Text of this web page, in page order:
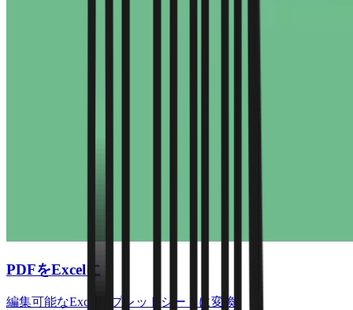
PDFをExcelに
編集可能なExcelスプレッドシートに変換